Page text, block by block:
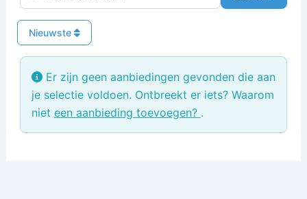
Nieuwste
Er zijn geen aanbiedingen gevonden die aan
je selectie voldoen. Ontbreekt er iets? Waarom
niet een aanbieding toevoegen? .